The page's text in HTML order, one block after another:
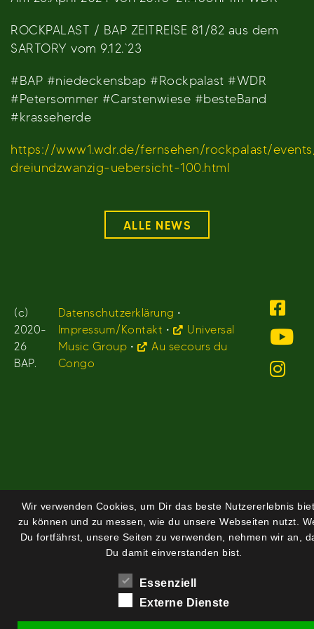
ROCKPALAST / BAP ZEITREISE 81/82 aus dem
SARTORY vom 9.12.`23
#BAP #niedeckensbap #Rockpalast #WDR
#Petersommer #Carstenwiese #besteBand
#krasseherde
https://www1.wdr.de/fernsehen/rockpalast/
dreiundzwanzig-uebersicht-100.html
ALLE NEWS
(c)
2020-
26
BAP.
Datenschutzerklärung •
Impressum/Kontakt •
Universal
Music Group •
Au secours du
Congo
Wir verwenden Cookies, um Dir das beste Nutzererlebnis
zu können und zu messen, wie du unsere Webseiten nutzt.
Du fortfährst, unsere Seiten zu verwenden, nehmen wir an,
Du damit einverstanden bist.
Essenziell
Externe Dienste